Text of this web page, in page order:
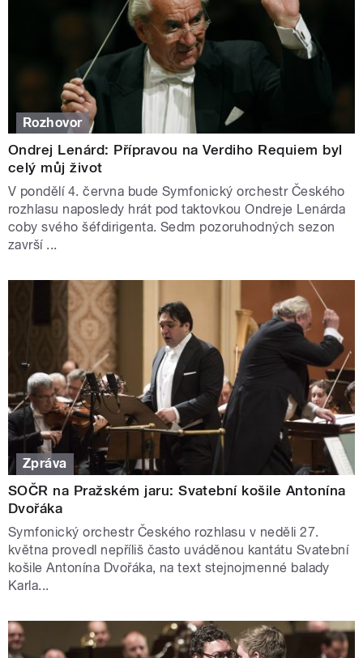
Rozhovor
Ondrej Lenárd: Přípravou na Verdiho Requiem byl
celý můj život
V pondělí 4. června bude Symfonický orchestr Českého
rozhlasu naposledy hrát pod taktovkou Ondreje Lenárda
coby svého šéfdirigenta. Sedm pozoruhodných sezon
završí ...
Zpráva
SOČR na Pražském jaru: Svatební košile Antonína
Dvořáka
Symfonický orchestr Českého rozhlasu v neděli 27.
května provedl nepříliš často uváděnou kantátu Svatební
košile Antonína Dvořáka, na text stejnojmenné balady
Karla...